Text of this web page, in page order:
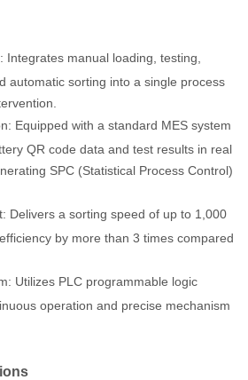
Integrates manual loading, testing,
automatic sorting into a single process
Equipped with a standard MES system
QR code data and test results in real
SPC (Statistical Process Control)
Delivers a sorting speed of up to 1,000
by more than 3 times compared
Utilizes PLC programmable logic
operation and precise mechanism